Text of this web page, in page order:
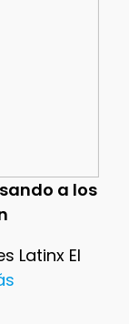
a los
Latinx El